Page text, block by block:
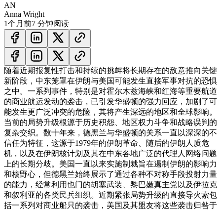
AN
Anna Wright
1个月前7 分钟阅读
随着近期报复性打击和持续的挑衅将长期存在的敌意推向关键
新阶段，中东笼罩在伊朗与美国可能发生直接军事对抗的恐惧
之中。一系列事件，特别是对霍尔木兹海峡和红海等重要航道
的商业航运发动的袭击，已引发华盛顿的强力回应，加剧了可
能发生更广泛冲突的危险，其将产生深远的地区和全球影响。
当前的局势升级根源于历史积怨、地区权力斗争和战略误判的
复杂交织。数十年来，德黑兰与华盛顿的关系一直以深深的不
信任为特征，这源于1979年的伊朗革命、随后的伊朗人质危
机，以及在伊朗核计划及其在中东各地广泛的代理人网络问题
上的长期分歧。美国一直以来实施制裁旨在遏制伊朗的影响力
和核野心，但德黑兰始终展示了通过各种不对称手段投射力量
的能力，经常利用也门的胡塞武装、黎巴嫩真主党以及伊拉克
和叙利亚的各类民兵组织。 近期紧张局势升级的直接导火索包
括一系列对商业船只的袭击，美国及其盟友将这些袭击归咎于